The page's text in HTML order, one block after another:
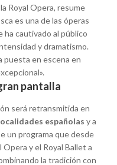
Royal Opera, resume
es una de las óperas
cautivado al público
y dramatismo.
puesta en escena en
pantalla
será retransmitida en
españolas y a
un programa que desde
Opera y el Royal Ballet a
la tradición con